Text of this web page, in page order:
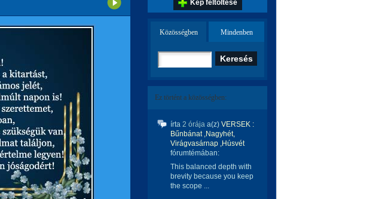
Kép feltöltése
Közösségben Mindenben
Ez történt a közösségben:
írta 2 órája a(z) VERSEK :
Bűnbánat ,Nagyhét,
Virágvasárnap ,Húsvét
fórumtémában:
This balanced depth with
brevity because you keep
the scope ...